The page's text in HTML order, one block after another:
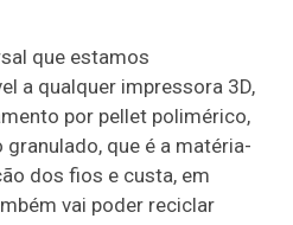
que estamos
a qualquer impressora 3D,
por pellet polimérico,
que é a matéria-
dos fios e custa, em
vai poder reciclar